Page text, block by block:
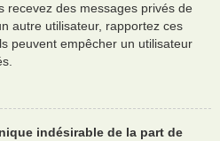
recevez des messages privés de
autre utilisateur, rapportez ces
peuvent empêcher un utilisateur
indésirable de la part de